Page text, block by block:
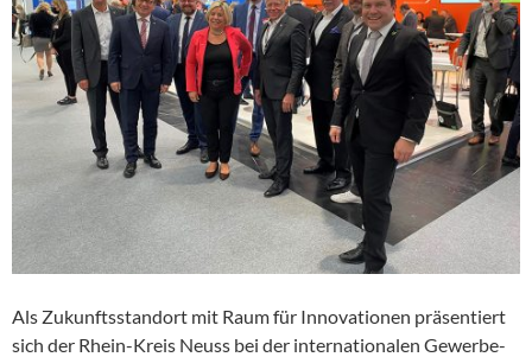
Als Zukunftsstandort mit Raum für Innovationen präsentiert
sich der Rhein-Kreis Neuss bei der internationalen Gewerbe-